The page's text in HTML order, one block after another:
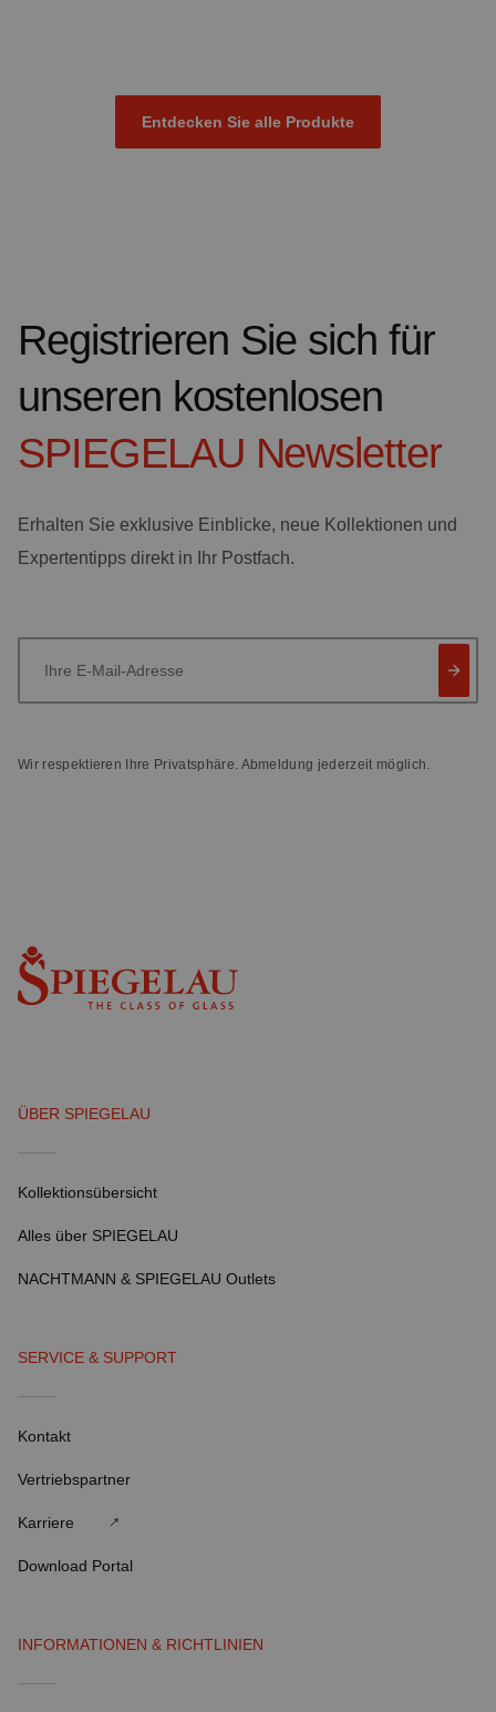
Entdecken Sie alle Produkte
Registrieren Sie sich für
unseren kostenlosen
SPIEGELAU Newsletter
Erhalten Sie exklusive Einblicke, neue Kollektionen und
Expertentipps direkt in Ihr Postfach.
Wir respektieren Ihre Privatsphäre. Abmeldung jederzeit möglich.
ÜBER SPIEGELAU
Kollektionsübersicht
Alles über SPIEGELAU
NACHTMANN & SPIEGELAU Outlets
SERVICE & SUPPORT
Kontakt
Vertriebspartner
Karriere
Download Portal
INFORMATIONEN & RICHTLINIEN